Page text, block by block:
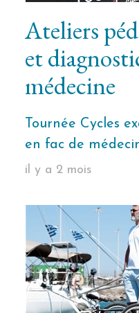
Ateliers
et
médecine
Tournée Cycles
en fac de
il y a 2 mois